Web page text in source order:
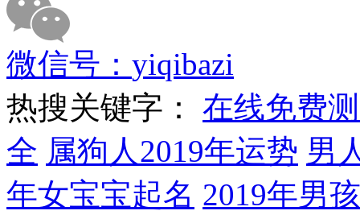
微信号： yiqibazi
热搜关键字： 在线免费
全 属狗人2019年运势 男
年女宝宝起名 2019年男